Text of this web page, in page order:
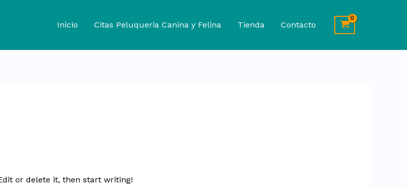
Inicio Citas Peluqueria Canina y Felina Tienda Contacto
or delete it, then start writing!